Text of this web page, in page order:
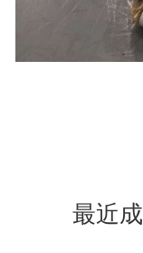
最近